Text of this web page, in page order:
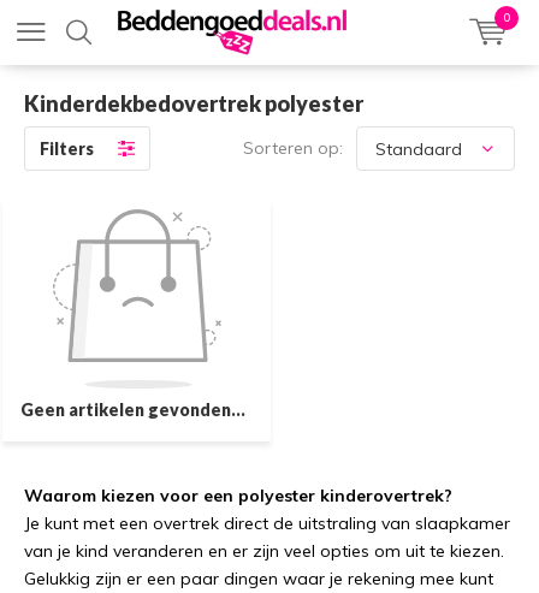
0
Kinderdekbedovertrek polyester
Filters Sorteren op:
Geen artikelen gevonden...
Waarom kiezen voor een polyester kinderovertrek?
Je kunt met een overtrek direct de uitstraling van slaapkamer
van je kind veranderen en er zijn veel opties om uit te kiezen.
Gelukkig zijn er een paar dingen waar je rekening mee kunt